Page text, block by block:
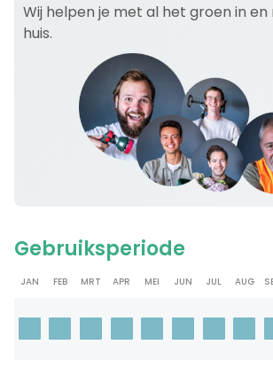
Wij helpen je met al het groen in en
huis.
Gebruiksperiode
JAN FEB MRT APR MEI JUN JUL AUG